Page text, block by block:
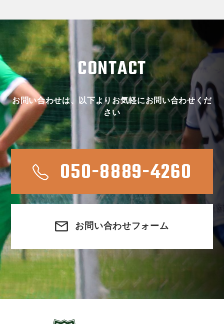
CONTACT
お問い合わせは、以下よりお気軽にお問い合わせくだ
さい
050-8889-4260
お問い合わせフォーム